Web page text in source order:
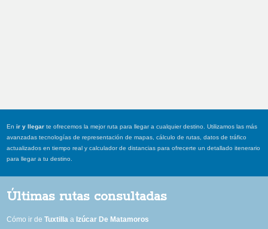
Enir y llegar te ofrecemos la mejor ruta para llegar a cualquier destino. Utilizamos las más
avanzadas tecnologías de representación de mapas, cálculo de rutas, datos de tráfico
actualizados en tiempo real y calculador de distancias para ofrecerte un detallado itenerario
para llegar a tu destino.
Últimas rutas consultadas
Cómo ir deTuxtilla a Izúcar De Matamoros